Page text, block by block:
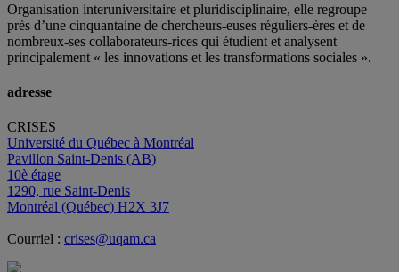
Organisation interuniversitaire et pluridisciplinaire, elle regroupe
près d’une cinquantaine de chercheurs-euses réguliers-ères et de
nombreux-ses collaborateurs-rices qui étudient et analysent
principalement « les innovations et les transformations sociales ».
adresse
CRISES
Université du Québec à Montréal
Pavillon Saint-Denis (AB)
10è étage
1290, rue Saint-Denis
Montréal (Québec) H2X 3J7
Courriel : crises@uqam.ca